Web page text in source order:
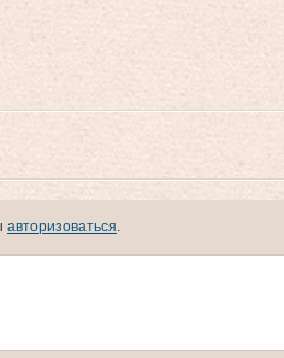
авторизоваться